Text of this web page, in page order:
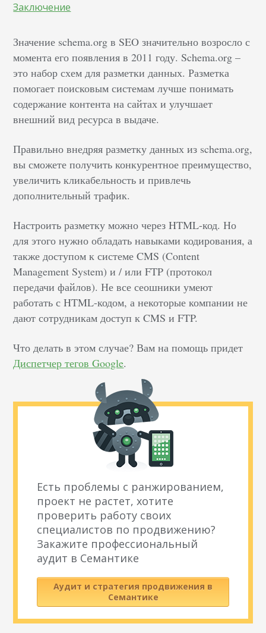
Заключение
Значение schema.org в SEO значительно возросло с
момента его появления в 2011 году. Schema.org –
это набор схем для разметки данных. Разметка
помогает поисковым системам лучше понимать
содержание контента на сайтах и улучшает
внешний вид ресурса в выдаче.
Правильно внедряя разметку данных из schema.org,
вы сможете получить конкурентное преимущество,
увеличить кликабельность и привлечь
дополнительный трафик.
Настроить разметку можно через HTML-код. Но
для этого нужно обладать навыками кодирования, а
также доступом к системе CMS (Content
Management System) и / или FTP (протокол
передачи файлов). Не все сеошники умеют
работать с HTML-кодом, а некоторые компании не
дают сотрудникам доступ к CMS и FTP.
Что делать в этом случае? Вам на помощь придет
Диспетчер тегов Google.
Есть проблемы с ранжированием,
проект не растет, хотите
проверить работу своих
специалистов по продвижению?
Закажите профессиональный
аудит в Семантике
Аудит и стратегия продвижения в
Семантике